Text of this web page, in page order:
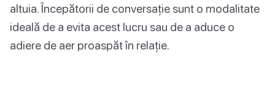
altuia. Începătorii de conversație sunt o modalitate
ideală de a evita acest lucru sau de a aduce o
adiere de aer proaspăt în relație.